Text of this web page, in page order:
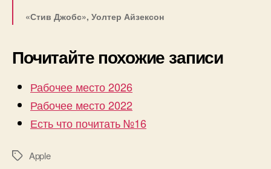
«Стив Джобс», Уолтер Айзексон
Почитайте похожие записи
Рабочее место 2026
Рабочее место 2022
Есть что почитать №16
МеткиApple